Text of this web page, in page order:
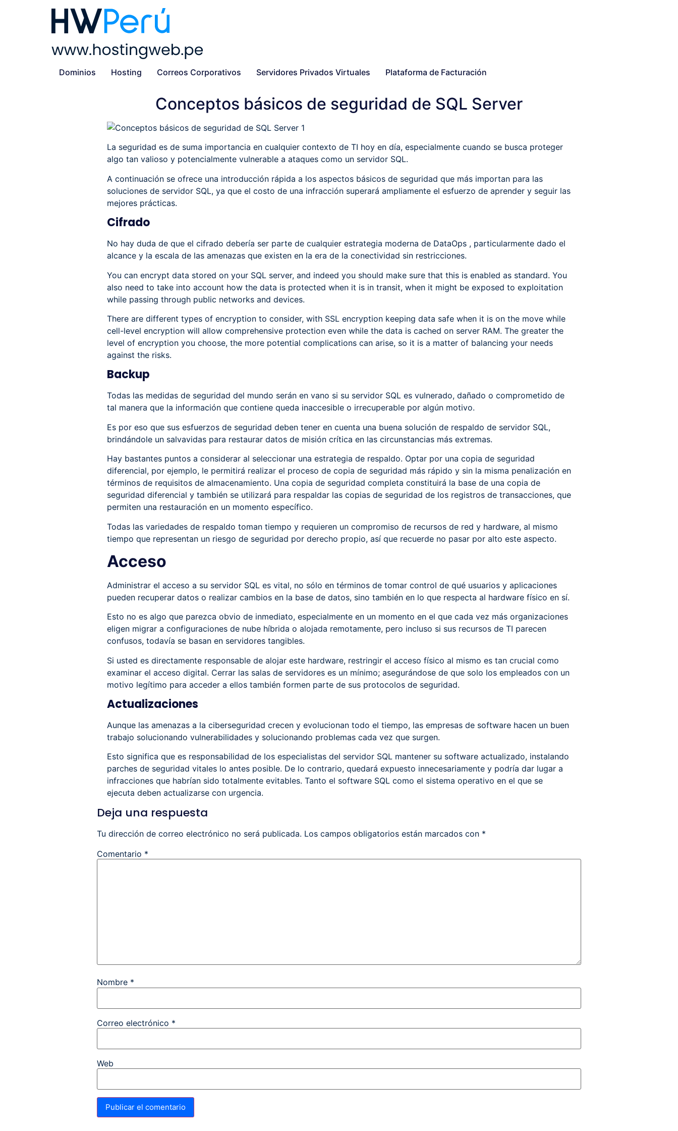
Dominios Hosting Correos Corporativos Servidores Privados Virtuales Plataforma de Facturación
Conceptos básicos de seguridad de SQL Server
La seguridad es de suma importancia en cualquier contexto de TI hoy en día, especialmente cuando se busca proteger
algo tan valioso y potencialmente vulnerable a ataques como un servidor SQL.
A continuación se ofrece una introducción rápida a los aspectos básicos de seguridad que más importan para las
soluciones de servidor SQL, ya que el costo de una infracción superará ampliamente el esfuerzo de aprender y seguir las
mejores prácticas.
Cifrado
No hay duda de que el cifrado debería ser parte de cualquier estrategia moderna de DataOps , particularmente dado el
alcance y la escala de las amenazas que existen en la era de la conectividad sin restricciones.
You can encrypt data stored on your SQL server, and indeed you should make sure that this is enabled as standard. You
also need to take into account how the data is protected when it is in transit, when it might be exposed to exploitation
while passing through public networks and devices.
There are different types of encryption to consider, with SSL encryption keeping data safe when it is on the move while
cell-level encryption will allow comprehensive protection even while the data is cached on server RAM. The greater the
level of encryption you choose, the more potential complications can arise, so it is a matter of balancing your needs
against the risks.
Backup
Todas las medidas de seguridad del mundo serán en vano si su servidor SQL es vulnerado, dañado o comprometido de
tal manera que la información que contiene queda inaccesible o irrecuperable por algún motivo.
Es por eso que sus esfuerzos de seguridad deben tener en cuenta una buena solución de respaldo de servidor SQL,
brindándole un salvavidas para restaurar datos de misión crítica en las circunstancias más extremas.
Hay bastantes puntos a considerar al seleccionar una estrategia de respaldo. Optar por una copia de seguridad
diferencial, por ejemplo, le permitirá realizar el proceso de copia de seguridad más rápido y sin la misma penalización en
términos de requisitos de almacenamiento. Una copia de seguridad completa constituirá la base de una copia de
seguridad diferencial y también se utilizará para respaldar las copias de seguridad de los registros de transacciones, que
permiten una restauración en un momento específico.
Todas las variedades de respaldo toman tiempo y requieren un compromiso de recursos de red y hardware, al mismo
tiempo que representan un riesgo de seguridad por derecho propio, así que recuerde no pasar por alto este aspecto.
Acceso
Administrar el acceso a su servidor SQL es vital, no sólo en términos de tomar control de qué usuarios y aplicaciones
pueden recuperar datos o realizar cambios en la base de datos, sino también en lo que respecta al hardware físico en sí.
Esto no es algo que parezca obvio de inmediato, especialmente en un momento en el que cada vez más organizaciones
eligen migrar a configuraciones de nube híbrida o alojada remotamente, pero incluso si sus recursos de TI parecen
confusos, todavía se basan en servidores tangibles.
Si usted es directamente responsable de alojar este hardware, restringir el acceso físico al mismo es tan crucial como
examinar el acceso digital. Cerrar las salas de servidores es un mínimo; asegurándose de que solo los empleados con un
motivo legítimo para acceder a ellos también formen parte de sus protocolos de seguridad.
Actualizaciones
Aunque las amenazas a la ciberseguridad crecen y evolucionan todo el tiempo, las empresas de software hacen un buen
trabajo solucionando vulnerabilidades y solucionando problemas cada vez que surgen.
Esto significa que es responsabilidad de los especialistas del servidor SQL mantener su software actualizado, instalando
parches de seguridad vitales lo antes posible. De lo contrario, quedará expuesto innecesariamente y podría dar lugar a
infracciones que habrían sido totalmente evitables. Tanto el software SQL como el sistema operativo en el que se
ejecuta deben actualizarse con urgencia.
Deja una respuesta
Tu dirección de correo electrónico no será publicada. Los campos obligatorios están marcados con *
Comentario *
Nombre *
Correo electrónico *
Web